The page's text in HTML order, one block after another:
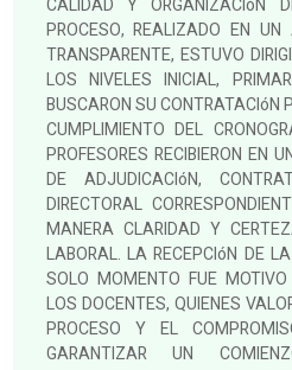
CALIDAD Y ORGANIZACIóN
PROCESO, REALIZADO EN
TRANSPARENTE, ESTUVO
LOS NIVELES INICIAL,
BUSCARON SU CONTRATACIóN
CUMPLIMIENTO DEL
PROFESORES RECIBIERON EN
DE ADJUDICACIóN,
DIRECTORAL
MANERA CLARIDAD Y
LABORAL. LA RECEPCIóN DE
SOLO MOMENTO FUE
LOS DOCENTES, QUIENES
PROCESO Y EL
GARANTIZAR UN